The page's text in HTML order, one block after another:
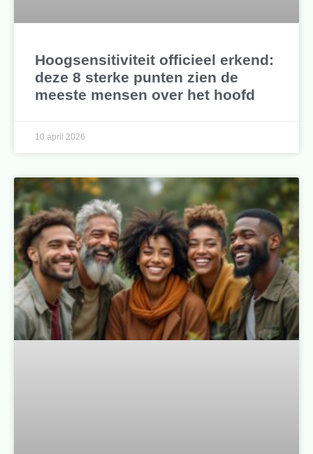
Hoogsensitiviteit officieel erkend:
deze 8 sterke punten zien de
meeste mensen over het hoofd
10 april 2026